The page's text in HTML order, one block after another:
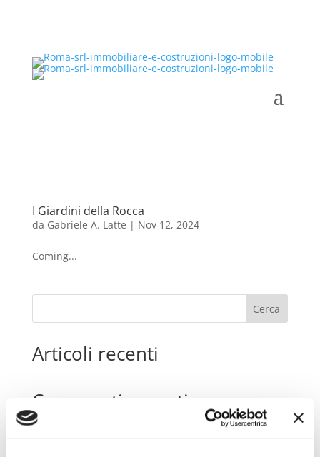
I Giardini della Rocca
da Gabriele A. Latte | Nov 12, 2024
Coming...
Cerca
Articoli recenti
Commenti recenti
Nessun commento da mostrare.